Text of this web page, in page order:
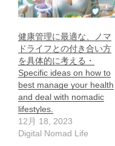
健康管理に最適な、ノマ
ドライフとの付き合い方
を具体的に考える・
Specific ideas on how to
best manage your health
and deal with nomadic
lifestyles.
12月 18, 2023
Digital Nomad Life